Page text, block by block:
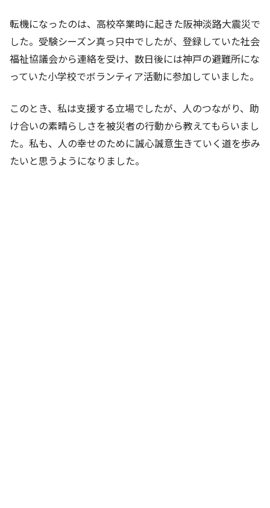
転機になったのは、高校卒業時に起きた阪神淡路大震災で
した。受験シーズン真っ只中でしたが、登録していた社会
福祉協議会から連絡を受け、数日後には神戸の避難所にな
っていた小学校でボランティア活動に参加していました。
このとき、私は支援する立場でしたが、人のつながり、助
け合いの素晴らしさを被災者の行動から教えてもらいまし
た。私も、人の幸せのために誠心誠意生きていく道を歩み
たいと思うようになりました。